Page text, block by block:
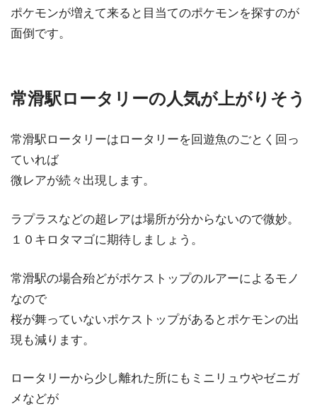
ポケモンが増えて来ると目当てのポケモンを探すのが
面倒です。
常滑駅ロータリーの人気が上がりそう
常滑駅ロータリーはロータリーを回遊魚のごとく回っ
ていれば
微レアが続々出現します。
ラプラスなどの超レアは場所が分からないので微妙。
１０キロタマゴに期待しましょう。
常滑駅の場合殆どがポケストップのルアーによるモノ
なので
桜が舞っていないポケストップがあるとポケモンの出
現も減ります。
ロータリーから少し離れた所にもミニリュウやゼニガ
メなどが